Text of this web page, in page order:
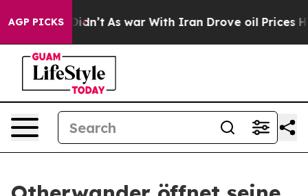
AGP PICKS
Didn’t As war With Iran Drove oil Prices Higher,